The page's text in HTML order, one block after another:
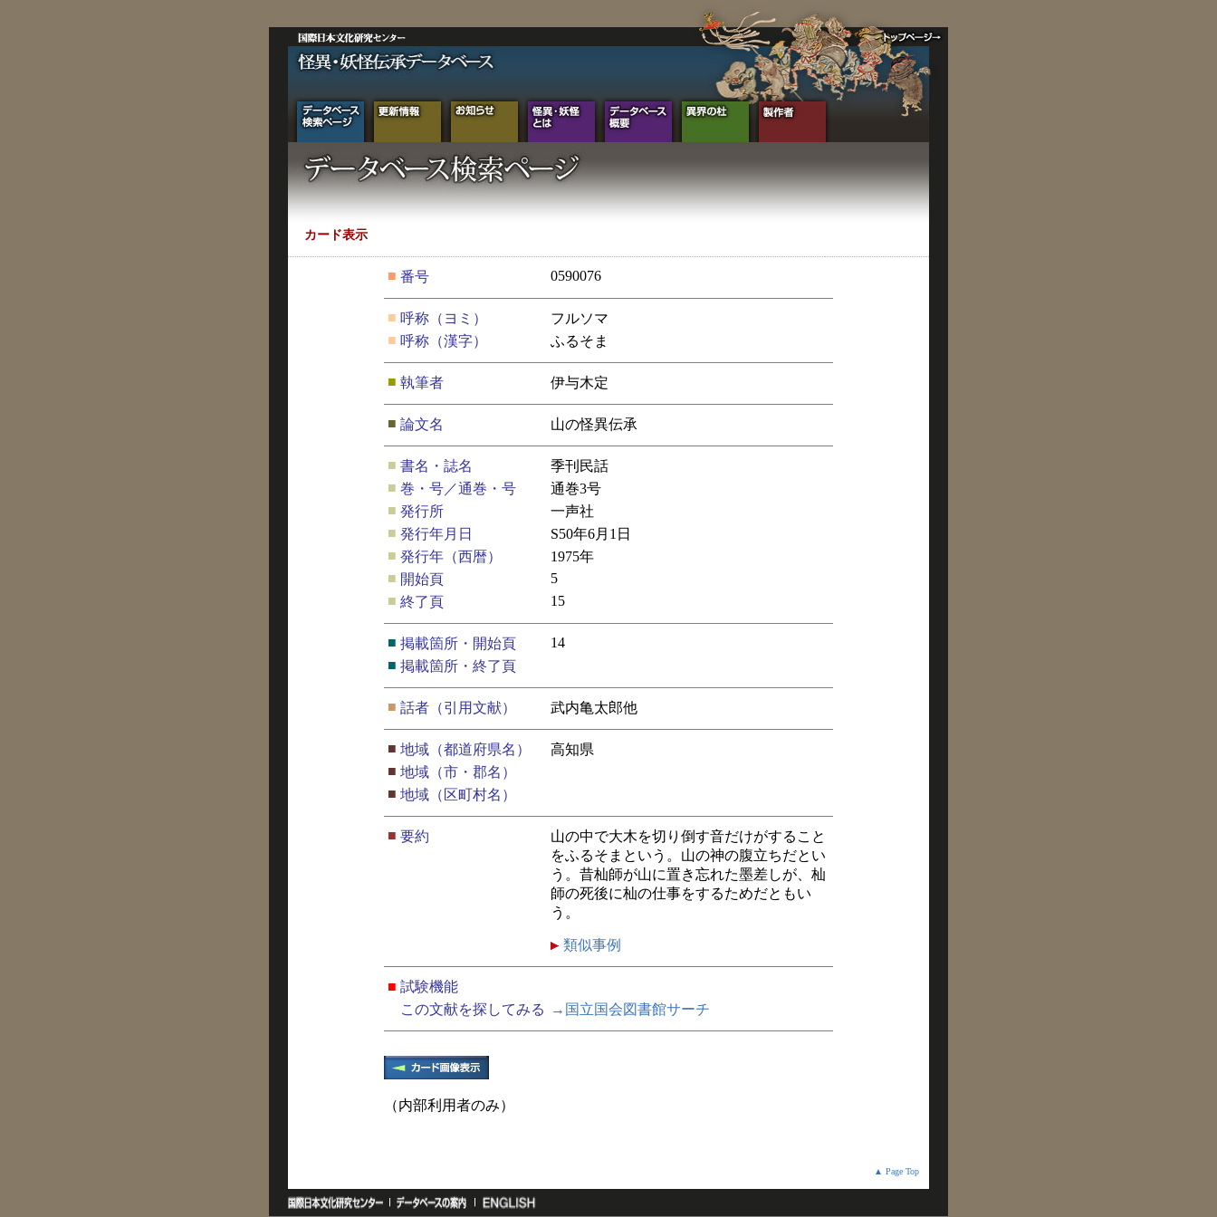
カード表示
■ 番号 0590076
■ 呼称（ヨミ）
フルソマ
■ 呼称（漢字） ふるそま
■ 執筆者 伊与木定
■ 論文名 山の怪異伝承
■ 書名・誌名
季刊民話
■ 巻・号／通巻・号
通巻3号
■ 発行所
一声社
■ 発行年月日
S50年6月1日
■ 発行年（西暦）
1975年
■ 開始頁
5
■ 終了頁 15
■ 掲載箇所・開始頁
14
■ 掲載箇所・終了頁
■ 話者（引用文献） 武内亀太郎他
■ 地域（都道府県名）
高知県
■ 地域（市・郡名）
■ 地域（区町村名）
■ 要約
山の中で大木を切り倒す音だけがすること
をふるそまという。山の神の腹立ちだとい
う。昔杣師が山に置き忘れた墨差しが、杣
師の死後に杣の仕事をするためだともい
う。
類似事例
■ 試験機能
この文献を探してみる
→国立国会図書館サーチ
（内部利用者のみ）
▲ Page Top